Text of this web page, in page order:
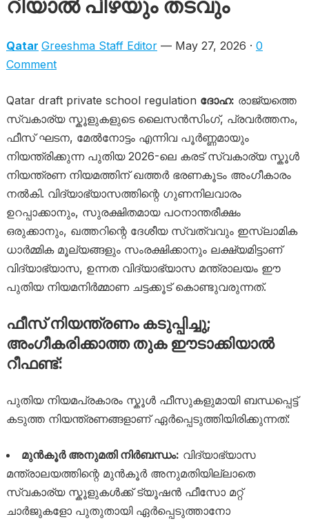
റിയാൽ പിഴയും തടവും
Qatar Greeshma Staff Editor— May 27, 2026 · 0
Comment
Qatar draft private school regulation ദോഹ: രാജ്യത്തെ
സ്വകാര്യ സ്കൂളുകളുടെ ലൈസൻസിംഗ്, പ്രവർത്തനം,
ഫീസ് ഘടന, മേൽനോട്ടം എന്നിവ പൂർണ്ണമായും
നിയന്ത്രിക്കുന്ന പുതിയ 2026-ലെ കരട് സ്വകാര്യ സ്കൂൾ
നിയന്ത്രണ നിയമത്തിന് ഖത്തർ ഭരണകൂടം അംഗീകാരം
നൽകി. വിദ്യാഭ്യാസത്തിന്റെ ഗുണനിലവാരം
ഉറപ്പാക്കാനും, സുരക്ഷിതമായ പഠനാന്തരീക്ഷം
ഒരുക്കാനും, ഖത്തറിന്റെ ദേശീയ സ്വത്വവും ഇസ്ലാമിക
ധാർമ്മിക മൂല്യങ്ങളും സംരക്ഷിക്കാനും ലക്ഷ്യമിട്ടാണ്
വിദ്യാഭ്യാസ, ഉന്നത വിദ്യാഭ്യാസ മന്ത്രാലയം ഈ
പുതിയ നിയമനിർമ്മാണ ചട്ടക്കൂട് കൊണ്ടുവരുന്നത്.
ഫീസ് നിയന്ത്രണം കടുപ്പിച്ചു;
അംഗീകരിക്കാത്ത തുക ഈടാക്കിയാൽ
റീഫണ്ട്:
പുതിയ നിയമപ്രകാരം സ്കൂൾ ഫീസുകളുമായി ബന്ധപ്പെട്ട്
കടുത്ത നിയന്ത്രണങ്ങളാണ് ഏർപ്പെടുത്തിയിരിക്കുന്നത്:
മുൻകൂർ അനുമതി നിർബന്ധം: വിദ്യാഭ്യാസ
മന്ത്രാലയത്തിന്റെ മുൻകൂർ അനുമതിയില്ലാതെ
സ്വകാര്യ സ്കൂളുകൾക്ക് ട്യൂഷൻ ഫീസോ മറ്റ്
ചാർജുകളോ പുതുതായി ഏർപ്പെടുത്താനോ